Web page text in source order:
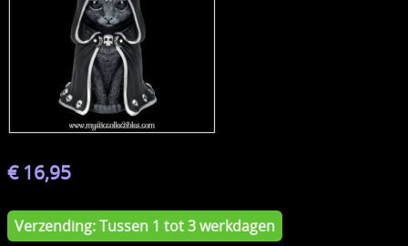
€ 16,95
Verzending: Tussen 1 tot 3 werkdagen